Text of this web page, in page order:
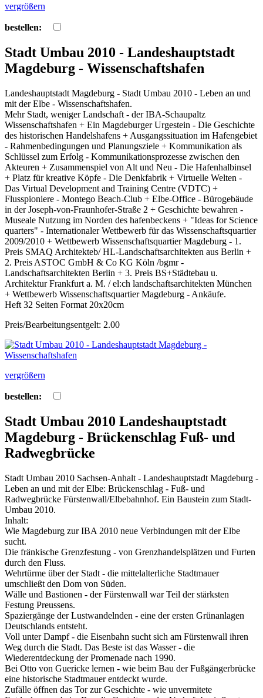
vergrößern
bestellen:
Stadt Umbau 2010 - Landeshauptstadt
Magdeburg - Wissenschaftshafen
Landeshauptstadt Magdeburg - Stadt Umbau 2010 - Leben an und
mit der Elbe - Wissenschaftshafen.
Mehr Stadt, weniger Landschaft - der IBA-Schaupaltz
Wissenschaftshafen + Ein Magdeburger Urgestein - Die Geschichte
des historischen Handelshafens + Ausgangssituation im Hafengebiet
- Rahmenbedingungen und Planungsziele + Kommunikation als
Schlüssel zum Erfolg - Kommunikationsprozesse zwischen den
Akteuren + Zusammenspiel von Alt und Neu - Die Hafenhalbinsel
+ Platz für kreative Köpfe - Die Denkfabrik + Virtuelle Welten -
Das Virtual Development and Training Centre (VDTC) +
Flusspioniere - Montego Beach-Club + Elbe-Office - Bürogebäude
in der Joseph-von-Fraunhofer-Straße 2 + Geschichte bewahren -
Museale Nutzung im Norden des hafenbeckens + "Ideas for Science
quarters" - Internationaler Wettbewerb für das Wissenschaftsquartier
2009/2010 + Wettbewerb Wissenschaftsquartier Magdeburg - 1.
Preis SMAQ Architekteb/ HL-Landschaftsarchitekten aus Berlin +
2. Preis ASTOC GmbH & Co KG Köln /bgmr -
Landschaftsarchitekten Berlin + 3. Preis BS+Städtebau u.
Architektur Frankfurt a. M. / el:ch landschaftsarchitekten München
+ Wettbewerb Wissenschaftsquartier Magdeburg - Ankäufe.
Heft 32 Seiten Format 20x20cm
Preis/Bearbeitungsentgelt: 2.00
vergrößern
bestellen:
Stadt Umbau 2010 Landeshauptstadt
Magdeburg - Brückenschlag Fuß- und
Radwegbrücke
Stadt Umbau 2010 Sachsen-Anhalt - Landeshauptstadt Magdeburg -
Leben an und mit der Elbe: Brückenschlag - Fuß- und
Radwegbrücke Fürstenwall/Elbebahnhof. Ein Baustein zum Stadt-
Umbau 2010.
Inhalt:
Wie Magdeburg zur IBA 2010 neue Verbindungen mit der Elbe
sucht.
Die fränkische Grenzfestung - von Grenzhandelsplätzen und Furten
durch den Fluss.
Wehrtürme über der Stadt - die mittelalterliche Stadtmauer
umschließt den Dom von Süden.
Wälle und Bastionen - der Fürstenwall war Teil der stärksten
Festung Preussens.
Spaziergänge der Lustwandelnden - eine der ersten Grünanlagen
Deutschlands entsteht.
Voll unter Dampf - die Eisenbahn sucht sich am Fürstenwall ihren
Weg durch die Stadt. Das Beste ist das Wasser - die
Wiederentdeckung der Promenade nach 1990.
Bei Otto von Guericke lernen - wie beim Bau der Fußgängerbrücke
eine historische Stadtmauer entdeckt wurde.
Zufälle öffnen das Tor zur Geschichte - wie unvermitete